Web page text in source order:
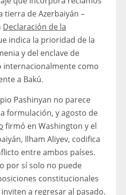
de Azerbaiyán –
Declaración de la
indica la prioridad de la
y del enclave de
internacionalmente como
a Bakú.
Pashinyan no parece
formulación, y agosto de
firmó en Washington y el
Ilham Aliyev, codifica
entre ambos países.
por sí solo no puede
constitucionales
a regresar al pasado.